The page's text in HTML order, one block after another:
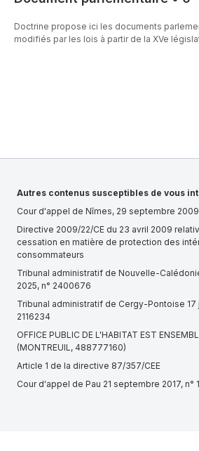
Doctrine propose ici les documents
modifiés par les lois à partir de la XVe
Autres contenus susceptibles de vous
Cour d'appel de Nîmes, 29 septembre
Directive 2009/22/CE du 23 avril 2009
cessation en matière de protection des
consommateurs
Tribunal administratif de Nouvelle-
2025, n° 2400676
Tribunal administratif de Cergy-Pontoise 17
2116234
OFFICE PUBLIC DE L'HABITAT EST
(MONTREUIL, 488777160)
Article 1 de la directive 87/357/CEE
Cour d'appel de Pau 21 septembre 2017, n°